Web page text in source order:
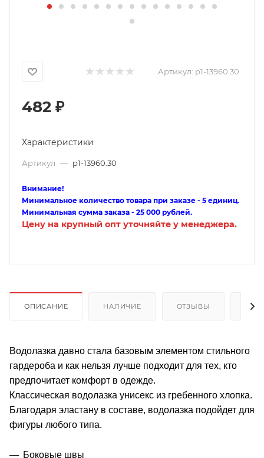
Артикул: p1-13960.30
482 ₽
Характеристики
Артикул — p1-13960.30
Внимание!
Минимальное количество товара при заказе - 5 единиц.
Минимальная сумма заказа - 25 000 рублей.
Цену на крупный опт уточняйте у менеджера.
ОПИСАНИЕ НАЛИЧИЕ ОТЗЫВЫ
Водолазка давно стала базовым элементом стильного
гардероба и как нельзя лучше подходит для тех, кто
предпочитает комфорт в одежде.
Классическая водолазка унисекс из гребенного хлопка.
Благодаря эластану в составе, водолазка подойдет для
фигуры любого типа.
Боковые швы